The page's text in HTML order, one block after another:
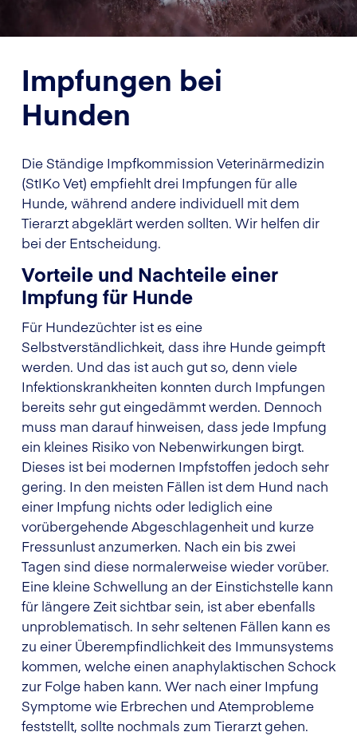
Impfungen bei
Hunden
Die Ständige Impfkommission Veterinärmedizin
(StIKo Vet) empfiehlt drei Impfungen für alle
Hunde, während andere individuell mit dem
Tierarzt abgeklärt werden sollten. Wir helfen dir
bei der Entscheidung.
Vorteile und Nachteile einer
Impfung für Hunde
Für Hundezüchter ist es eine
Selbstverständlichkeit, dass ihre Hunde geimpft
werden. Und das ist auch gut so, denn viele
Infektionskrankheiten konnten durch Impfungen
bereits sehr gut eingedämmt werden. Dennoch
muss man darauf hinweisen, dass jede Impfung
ein kleines Risiko von Nebenwirkungen birgt.
Dieses ist bei modernen Impfstoffen jedoch sehr
gering. In den meisten Fällen ist dem Hund nach
einer Impfung nichts oder lediglich eine
vorübergehende Abgeschlagenheit und kurze
Fressunlust anzumerken. Nach ein bis zwei
Tagen sind diese normalerweise wieder vorüber.
Eine kleine Schwellung an der Einstichstelle kann
für längere Zeit sichtbar sein, ist aber ebenfalls
unproblematisch. In sehr seltenen Fällen kann es
zu einer Überempfindlichkeit des Immunsystems
kommen, welche einen anaphylaktischen Schock
zur Folge haben kann. Wer nach einer Impfung
Symptome wie Erbrechen und Atemprobleme
feststellt, sollte nochmals zum Tierarzt gehen.